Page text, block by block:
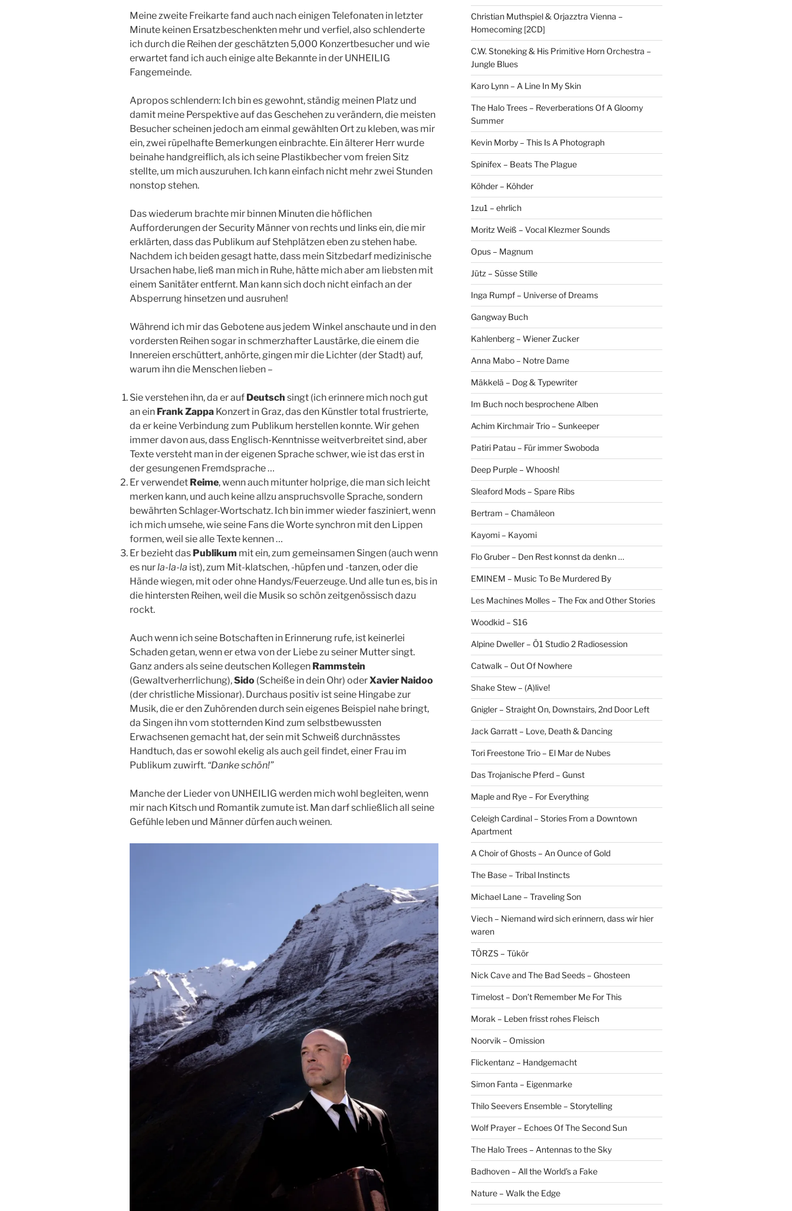
Meine zweite Freikarte fand auch nach einigen Telefonaten in letzter
Minute keinen Ersatzbeschenkten mehr und verfiel, also schlenderte
ich durch die Reihen der geschätzten 5,000 Konzertbesucher und wie
erwartet fand ich auch einige alte Bekannte in der UNHEILIG
Fangemeinde.
Apropos schlendern: Ich bin es gewohnt, ständig meinen Platz und
damit meine Perspektive auf das Geschehen zu verändern, die meisten
Besucher scheinen jedoch am einmal gewählten Ort zu kleben, was mir
ein, zwei rüpelhafte Bemerkungen einbrachte. Ein älterer Herr wurde
beinahe handgreiflich, als ich seine Plastikbecher vom freien Sitz
stellte, um mich auszuruhen. Ich kann einfach nicht mehr zwei Stunden
nonstop stehen.
Das wiederum brachte mir binnen Minuten die höflichen
Aufforderungen der Security Männer von rechts und links ein, die mir
erklärten, dass das Publikum auf Stehplätzen eben zu stehen habe.
Nachdem ich beiden gesagt hatte, dass mein Sitzbedarf medizinische
Ursachen habe, ließ man mich in Ruhe, hätte mich aber am liebsten mit
einem Sanitäter entfernt. Man kann sich doch nicht einfach an der
Absperrung hinsetzen und ausruhen!
Während ich mir das Gebotene aus jedem Winkel anschaute und in den
vordersten Reihen sogar in schmerzhafter Laustärke, die einem die
Innereien erschüttert, anhörte, gingen mir die Lichter (der Stadt) auf,
warum ihn die Menschen lieben –
Sie verstehen ihn, da er auf Deutsch singt (ich erinnere mich noch gut
an ein Frank Zappa Konzert in Graz, das den Künstler total frustrierte,
da er keine Verbindung zum Publikum herstellen konnte. Wir gehen
immer davon aus, dass Englisch-Kenntnisse weitverbreitet sind, aber
Texte versteht man in der eigenen Sprache schwer, wie ist das erst in
der gesungenen Fremdsprache …
Er verwendet Reime, wenn auch mitunter holprige, die man sich leicht
merken kann, und auch keine allzu anspruchsvolle Sprache, sondern
bewährten Schlager-Wortschatz. Ich bin immer wieder fasziniert, wenn
ich mich umsehe, wie seine Fans die Worte synchron mit den Lippen
formen, weil sie alle Texte kennen …
Er bezieht das Publikum mit ein, zum gemeinsamen Singen (auch wenn
es nurla-la-la ist), zum Mit-klatschen, -hüpfen und -tanzen, oder die
Hände wiegen, mit oder ohne Handys/Feuerzeuge. Und alle tun es, bis in
die hintersten Reihen, weil die Musik so schön zeitgenössisch dazu
rockt.
Auch wenn ich seine Botschaften in Erinnerung rufe, ist keinerlei
Schaden getan, wenn er etwa von der Liebe zu seiner Mutter singt.
Ganz anders als seine deutschen Kollegen Rammstein
(Gewaltverherrlichung),Sido (Scheiße in dein Ohr) oderXavier Naidoo
(der christliche Missionar). Durchaus positiv ist seine Hingabe zur
Musik, die er den Zuhörenden durch sein eigenes Beispiel nahe bringt,
da Singen ihn vom stotternden Kind zum selbstbewussten
Erwachsenen gemacht hat, der sein mit Schweiß durchnässtes
Handtuch, das er sowohl ekelig als auch geil findet, einer Frau im
Publikum zuwirft. “Danke schön!”
Manche der Lieder von UNHEILIG werden mich wohl begleiten, wenn
mir nach Kitsch und Romantik zumute ist. Man darf schließlich all seine
Gefühle leben und Männer dürfen auch weinen.
Christian Muthspiel & Orjazztra Vienna –
Homecoming [2CD]
C.W. Stoneking & His Primitive Horn Orchestra –
Jungle Blues
Karo Lynn – A Line In My Skin
The Halo Trees – Reverberations Of A Gloomy
Summer
Kevin Morby – This Is A Photograph
Spinifex – Beats The Plague
Köhder – Köhder
1zu1 – ehrlich
Moritz Weiß – Vocal Klezmer Sounds
Opus – Magnum
Jütz – Süsse Stille
Inga Rumpf – Universe of Dreams
Gangway Buch
Kahlenberg – Wiener Zucker
Anna Mabo – Notre Dame
Mäkkelä – Dog & Typewriter
Im Buch noch besprochene Alben
Achim Kirchmair Trio – Sunkeeper
Patiri Patau – Für immer Swoboda
Deep Purple – Whoosh!
Sleaford Mods – Spare Ribs
Bertram – Chamäleon
Kayomi – Kayomi
Flo Gruber – Den Rest konnst da denkn …
EMINEM – Music To Be Murdered By
Les Machines Molles – The Fox and Other Stories
Woodkid – S16
Alpine Dweller – Ö1 Studio 2 Radiosession
Catwalk – Out Of Nowhere
Shake Stew – (A)live!
Gnigler – Straight On, Downstairs, 2nd Door Left
Jack Garratt – Love, Death & Dancing
Tori Freestone Trio – El Mar de Nubes
Das Trojanische Pferd – Gunst
Maple and Rye – For Everything
Celeigh Cardinal – Stories From a Downtown
Apartment
A Choir of Ghosts – An Ounce of Gold
The Base – Tribal Instincts
Michael Lane – Traveling Son
Viech – Niemand wird sich erinnern, dass wir hier
waren
TÖRZS – Tükör
Nick Cave and The Bad Seeds – Ghosteen
Timelost – Don’t Remember Me For This
Morak – Leben frisst rohes Fleisch
Noorvik – Omission
Flickentanz – Handgemacht
Simon Fanta – Eigenmarke
Thilo Seevers Ensemble – Storytelling
Wolf Prayer – Echoes Of The Second Sun
The Halo Trees – Antennas to the Sky
Badhoven – All the World’s a Fake
Nature – Walk the Edge